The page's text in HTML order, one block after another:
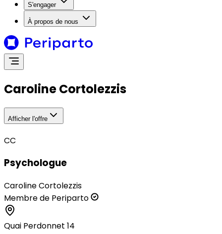
S'engager
À propos de nous
Caroline Cortolezzis
Afficher l'offre
CC
Psychologue
Caroline Cortolezzis
Membre de Periparto
Quai Perdonnet 14